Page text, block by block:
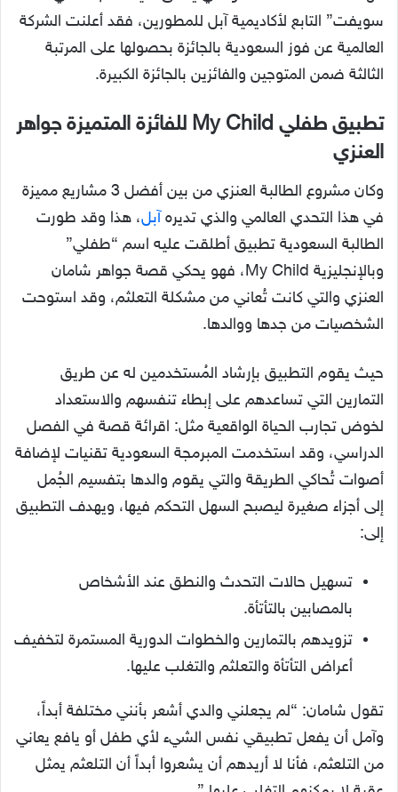
سويفت” التابع لأكاديمية آبل للمطورين، فقد أعلنت الشركة
العالمية عن فوز السعودية بالجائزة بحصولها على المرتبة
الثالثة ضمن المتوجين والفائزين بالجائزة الكبيرة.
تطبيق طفلي My Child للفائزة المتميزة جواهر
العنزي
وكان مشروع الطالبة العنزي من بين أفضل 3 مشاريع مميزة
في هذا التحدي العالمي والذي تديره آبل، هذا وقد طورت
الطالبة السعودية تطبيق أطلقت عليه اسم “طفلي”
وبالإنجليزية My Child، فهو يحكي قصة جواهر شامان
العنزي والتي كانت تُعاني من مشكلة التعلثم، وقد استوحت
الشخصيات من جدها ووالدها.
حيث يقوم التطبيق بإرشاد المُستخدمين له عن طريق
التمارين التي تساعدهم على إبطاء تنفسهم والاستعداد
لخوض تجارب الحياة الواقعية مثل: اقرائة قصة في الفصل
الدراسي، وقد استخدمت المبرمجة السعودية تقنيات لإضافة
أصوات تُحاكي الطريقة والتي يقوم والدها بتفسيم الجُمل
إلى أجزاء صغيرة ليصبح السهل التحكم فيها، ويهدف التطبيق
إلى:
تسهيل حالات التحدث والنطق عند الأشخاص
بالمصابين بالتأتأة.
تزويدهم بالتمارين والخطوات الدورية المستمرة لتخفيف
أعراض التأتأة والتعلثم والتغلب عليها.
تقول شامان: “لم يجعلني والدي أشعر بأنني مختلفة أبداً،
وآمل أن يفعل تطبيقي نفس الشيء لأي طفل أو يافع يعاني
من التلعثم، فأنا لا أريدهم أن يشعروا أبداً أن التلعثم يمثل